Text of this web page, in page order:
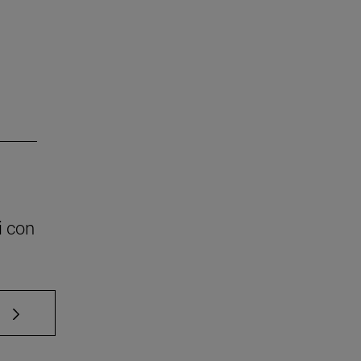
con
TAB para desplazarse.